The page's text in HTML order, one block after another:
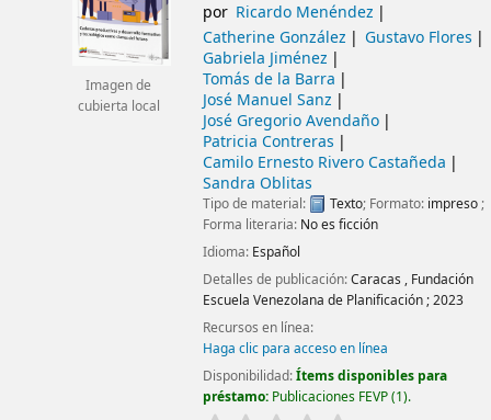
Imagen de
cubierta local
por Ricardo Menéndez
Catherine González
Gustavo Flores
Gabriela Jiménez
Tomás de la Barra
José Manuel Sanz
José Gregorio Avendaño
Patricia Contreras
Camilo Ernesto Rivero Castañeda
Sandra Oblitas
Tipo de material: Texto; Formato: impreso ;
Forma literaria: No es ficción
Idioma: Español
Detalles de publicación:Caracas , Fundación
Escuela Venezolana de Planificación ;2023
Recursos en línea:
Haga clic para acceso en línea
Disponibilidad:Ítems disponibles para
préstamo: Publicaciones FEVP(1).